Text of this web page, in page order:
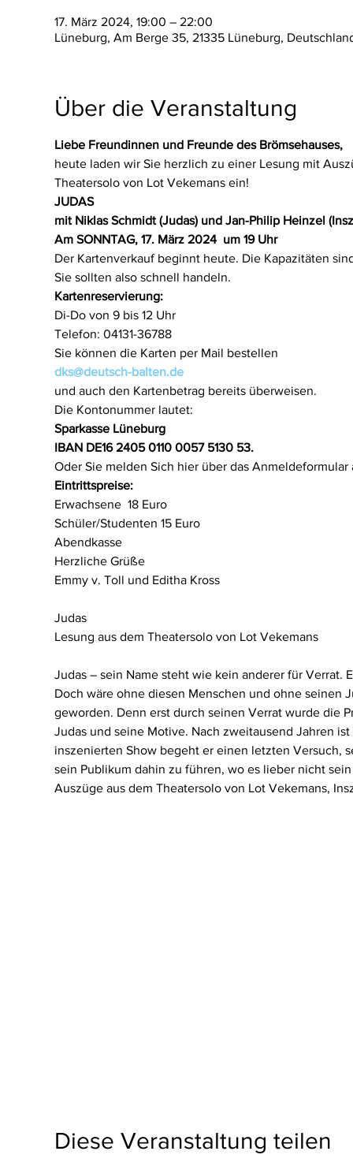
17. März 2024, 19:00 – 22:00
Lüneburg, Am Berge 35, 21335 Lüneburg,
Über die Veranstaltung
Liebe Freundinnen und Freunde des Brömsehauses,
heute laden wir Sie herzlich zu einer Lesung mit
Theatersolo von Lot Vekemans ein!
JUDAS
mit Niklas Schmidt (Judas) und Jan-Philip Heinzel
Am SONNTAG, 17. März 2024 um 19 Uhr
Der Kartenverkauf beginnt heute. Die Kapazitäten
Sie sollten also schnell handeln.
Kartenreservierung:
Di-Do von 9 bis 12 Uhr
Telefon: 04131-36788
Sie können die Karten per Mail bestellen
dks@deutsch-balten.de
und auch den Kartenbetrag bereits überweisen.
Die Kontonummer lautet:
Sparkasse Lüneburg
IBAN DE16 2405 0110 0057 5130 53.
Oder Sie melden Sich hier über das Anmeldeformular
Eintrittspreise:
Erwachsene  18 Euro
Schüler/Studenten 15 Euro
Abendkasse
Herzliche Grüße
Emmy v. Toll und Editha Kross
Judas
Lesung aus dem Theatersolo von Lot Vekemans
Judas – sein Name steht wie kein anderer für
Doch wäre ohne diesen Menschen und ohne seinen
geworden. Denn erst durch seinen Verrat wurde die
Judas und seine Motive. Nach zweitausend Jahren
inszenierten Show begeht er einen letzten Versuch,
sein Publikum dahin zu führen, wo es lieber nicht
Auszüge aus dem Theatersolo von Lot Vekemans,
Diese Veranstaltung teilen